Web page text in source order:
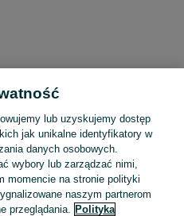
lub uzyskujemy dostęp
jak unikalne identyfikatory w
danych osobowych.
wybory lub zarządzać nimi,
momencie na stronie polityki
naszym partnerom
przeglądania. Polityka